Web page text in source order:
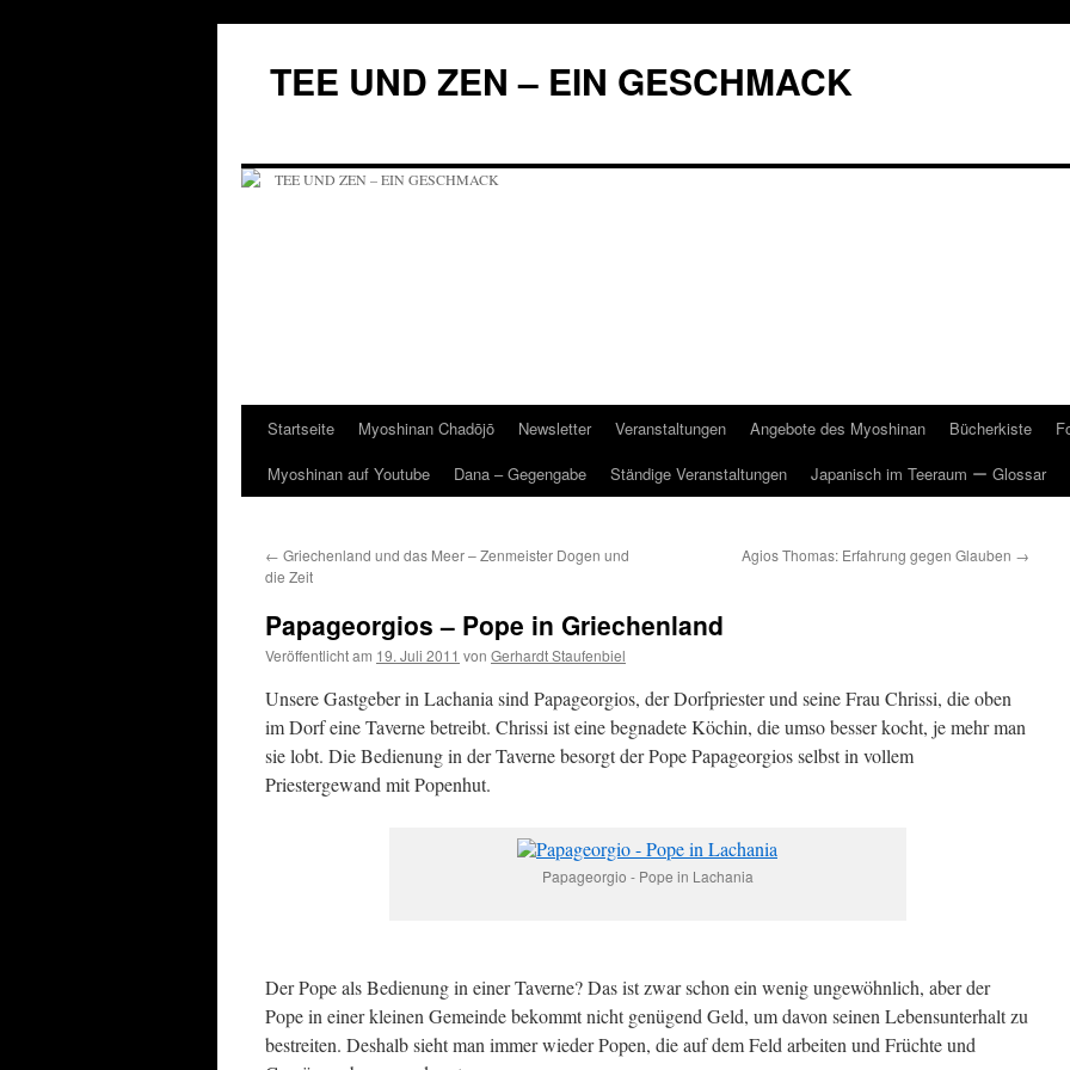
springen
TEE UND ZEN – EIN GESCHMACK
Startseite Myoshinan Chadōjō Newsletter Veranstaltungen Angebote des Myoshinan Bücherkiste
Myoshinan auf Youtube
Dana – Gegengabe Ständige Veranstaltungen Japanisch im Teeraum ー Glossar
← Griechenland und das Meer – Zenmeister Dogen und
die Zeit
Agios Thomas: Erfahrung gegen Glauben →
Papageorgios – Pope in Griechenland
Veröffentlicht am 19. Juli 2011 von Gerhardt Staufenbiel
Unsere Gastgeber in Lachania sind Papageorgios, der Dorfpriester und seine Frau Chrissi, die oben
im Dorf eine Taverne betreibt. Chrissi ist eine begnadete Köchin, die umso besser kocht, je mehr man
sie lobt. Die Bedienung in der Taverne besorgt der Pope Papageorgios selbst in vollem
Priestergewand mit Popenhut.
Papageorgio - Pope in Lachania
Der Pope als Bedienung in einer Taverne? Das ist zwar schon ein wenig ungewöhnlich, aber der
Pope in einer kleinen Gemeinde bekommt nicht genügend Geld, um davon seinen Lebensunterhalt zu
bestreiten. Deshalb sieht man immer wieder Popen, die auf dem Feld arbeiten und Früchte und